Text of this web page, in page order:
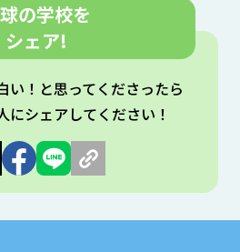
の学校を
シェア!
い！と思ってくださったら
にシェアしてください！